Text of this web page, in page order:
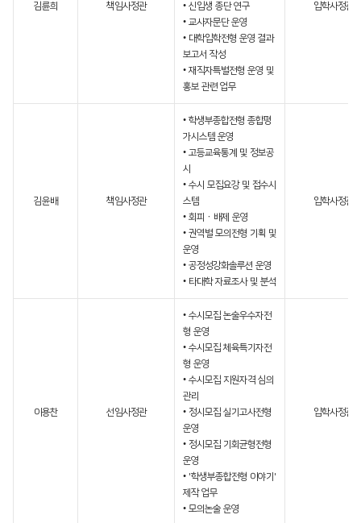
김륜희 책임사정관
• 신입생 종단 연구
• 교사자문단 운영
• 대학입학전형 운영 결과
보고서 작성
• 재직자특별전형 운영 및
홍보 관련 업무
입학사정관실
김윤배 책임사정관
• 학생부종합전형 종합평
가시스템 운영
• 고등교육통계 및 정보공
시
• 수시 모집요강 및 접수시
스템
• 회피ㆍ배제 운영
• 권역별 모의전형 기획 및
운영
• 공정성강화솔루션 운영
• 타대학 자료조사 및 분석
입학사정관실
이용찬 선임사정관
• 수시모집 논술우수자전
형 운영
• 수시모집 체육특기자전
형 운영
• 수시모집 지원자격 심의
관리
• 정시모집 실기고사전형
운영
• 정시모집 기회균형전형
운영
• '학생부종합전형 이야기'
제작 업무
• 모의논술 운영
입학사정관실